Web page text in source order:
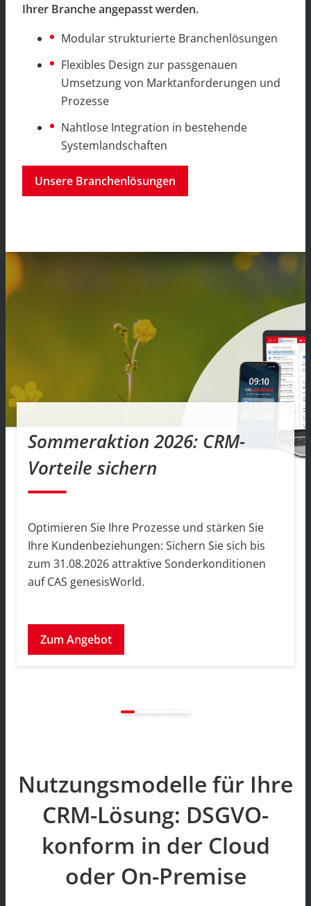
Ihrer Branche angepasst werden.
Modular strukturierte Branchenlösungen
Flexibles Design zur passgenauen
Umsetzung von Marktanforderungen und
Prozesse
Nahtlose Integration in bestehende
Systemlandschaften
Unsere Branchenlösungen
Sommeraktion 2026: CRM-
Vorteile sichern
Optimieren Sie Ihre Prozesse und stärken Sie
Ihre Kundenbeziehungen: Sichern Sie sich bis
zum 31.08.2026 attraktive Sonderkonditionen
auf CAS genesisWorld.
Zum Angebot
Nutzungsmodelle für Ihre
CRM-Lösung: DSGVO-
konform in der Cloud
oder On-Premise